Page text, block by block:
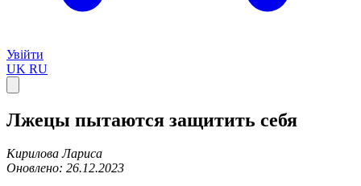
Увійти
UK RU
Лжецы пытаются защитить себя
Кирилова Лариса
Оновлено: 26.12.2023